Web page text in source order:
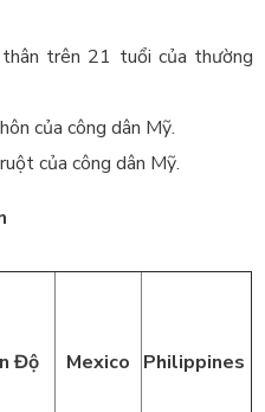
trên 21 tuổi của thường
của công dân Mỹ.
của công dân Mỹ.
Độ Mexico Philippines